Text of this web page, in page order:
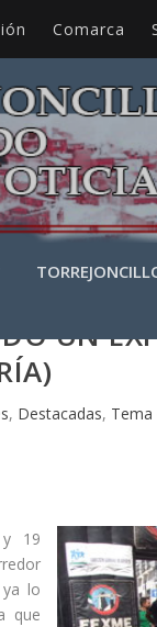
Comarca
UN
, Destacadas, Tema
19
lo
que